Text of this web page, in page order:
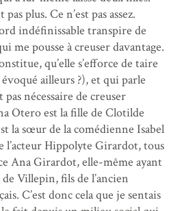
plus. Ce n’est pas assez.
indéfinissable transpire de
me pousse à creuser davantage.
qu’elle s’efforce de taire
ailleurs ?), et qui parle
pas nécessaire de creuser
Otero est la fille de Clotilde
la sœur de la comédienne Isabel
Hippolyte Girardot, tous
Ana Girardot, elle-même ayant
Villepin, fils de l’ancien
C’est donc cela que je sentais